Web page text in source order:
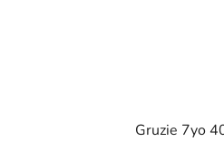
Gruzie 7yo